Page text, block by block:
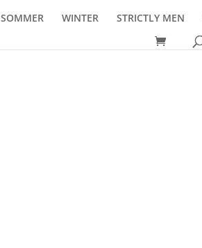
SOMMER WINTER STRICTLY MEN